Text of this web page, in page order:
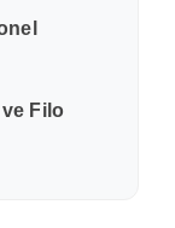
ve Filo